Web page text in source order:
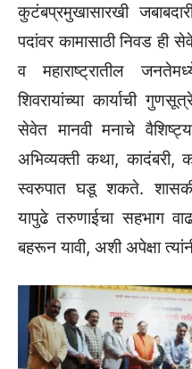
कुटंबप्रमुखासारखी
पदांवर कामासाठी निवड ही
व महाराष्ट्रातील
शिवरायांच्या कार्याची
सेवेत मानवी मनाचे
अभिव्यक्ती कथा, कादंबरी,
स्वरुपात घडू शकते.
यापुढे तरुणाईचा सहभाग
बहरून यावी, अशी अपेक्षा